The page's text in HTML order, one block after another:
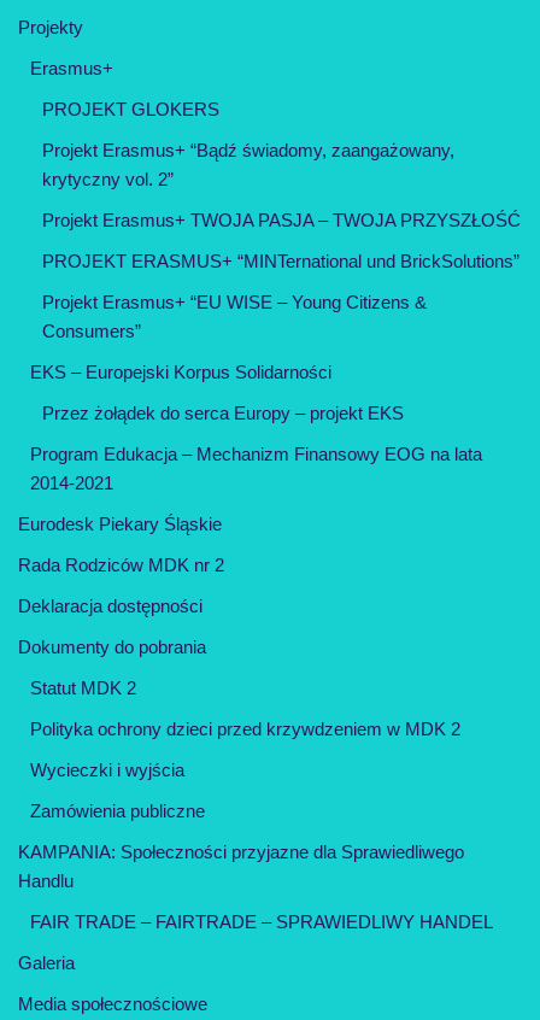
Projekty
Erasmus+
PROJEKT GLOKERS
Projekt Erasmus+ “Bądź świadomy, zaangażowany,
krytyczny vol. 2”
Projekt Erasmus+ TWOJA PASJA – TWOJA PRZYSZŁOŚĆ
PROJEKT ERASMUS+ “MINTernational und BrickSolutions”
Projekt Erasmus+ “EU WISE – Young Citizens &
Consumers”
EKS – Europejski Korpus Solidarności
Przez żołądek do serca Europy – projekt EKS
Program Edukacja – Mechanizm Finansowy EOG na lata
2014-2021
Eurodesk Piekary Śląskie
Rada Rodziców MDK nr 2
Deklaracja dostępności
Dokumenty do pobrania
Statut MDK 2
Polityka ochrony dzieci przed krzywdzeniem w MDK 2
Wycieczki i wyjścia
Zamówienia publiczne
KAMPANIA: Społeczności przyjazne dla Sprawiedliwego
Handlu
FAIR TRADE – FAIRTRADE – SPRAWIEDLIWY HANDEL
Galeria
Media społecznościowe